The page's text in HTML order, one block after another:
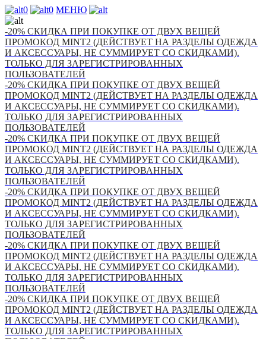
0 0 МЕНЮ
-20% СКИДКА ПРИ ПОКУПКЕ ОТ ДВУХ ВЕЩЕЙ
ПРОМОКОД MINT2 (ДЕЙСТВУЕТ НА РАЗДЕЛЫ ОДЕЖДА
И АКСЕССУАРЫ, НЕ СУММИРУЕТ СО СКИДКАМИ).
ТОЛЬКО ДЛЯ ЗАРЕГИСТРИРОВАННЫХ
ПОЛЬЗОВАТЕЛЕЙ
-20% СКИДКА ПРИ ПОКУПКЕ ОТ ДВУХ ВЕЩЕЙ
ПРОМОКОД MINT2 (ДЕЙСТВУЕТ НА РАЗДЕЛЫ ОДЕЖДА
И АКСЕССУАРЫ, НЕ СУММИРУЕТ СО СКИДКАМИ).
ТОЛЬКО ДЛЯ ЗАРЕГИСТРИРОВАННЫХ
ПОЛЬЗОВАТЕЛЕЙ
-20% СКИДКА ПРИ ПОКУПКЕ ОТ ДВУХ ВЕЩЕЙ
ПРОМОКОД MINT2 (ДЕЙСТВУЕТ НА РАЗДЕЛЫ ОДЕЖДА
И АКСЕССУАРЫ, НЕ СУММИРУЕТ СО СКИДКАМИ).
ТОЛЬКО ДЛЯ ЗАРЕГИСТРИРОВАННЫХ
ПОЛЬЗОВАТЕЛЕЙ
-20% СКИДКА ПРИ ПОКУПКЕ ОТ ДВУХ ВЕЩЕЙ
ПРОМОКОД MINT2 (ДЕЙСТВУЕТ НА РАЗДЕЛЫ ОДЕЖДА
И АКСЕССУАРЫ, НЕ СУММИРУЕТ СО СКИДКАМИ).
ТОЛЬКО ДЛЯ ЗАРЕГИСТРИРОВАННЫХ
ПОЛЬЗОВАТЕЛЕЙ
-20% СКИДКА ПРИ ПОКУПКЕ ОТ ДВУХ ВЕЩЕЙ
ПРОМОКОД MINT2 (ДЕЙСТВУЕТ НА РАЗДЕЛЫ ОДЕЖДА
И АКСЕССУАРЫ, НЕ СУММИРУЕТ СО СКИДКАМИ).
ТОЛЬКО ДЛЯ ЗАРЕГИСТРИРОВАННЫХ
ПОЛЬЗОВАТЕЛЕЙ
-20% СКИДКА ПРИ ПОКУПКЕ ОТ ДВУХ ВЕЩЕЙ
ПРОМОКОД MINT2 (ДЕЙСТВУЕТ НА РАЗДЕЛЫ ОДЕЖДА
И АКСЕССУАРЫ, НЕ СУММИРУЕТ СО СКИДКАМИ).
ТОЛЬКО ДЛЯ ЗАРЕГИСТРИРОВАННЫХ